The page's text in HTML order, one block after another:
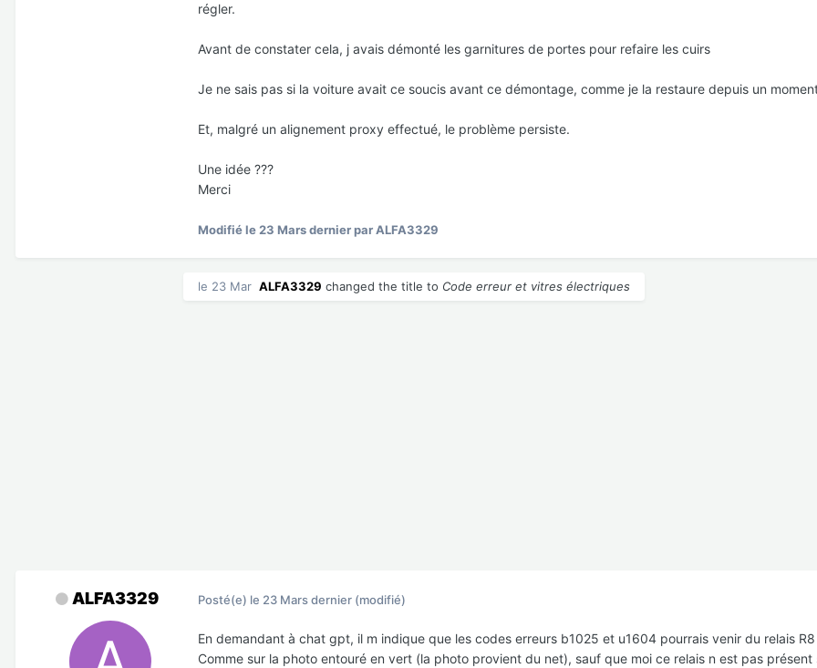
régler.
Avant de constater cela, j avais démonté les garnitures de portes pour refaire les cuirs
Je ne sais pas si la voiture avait ce soucis avant ce démontage, comme je la restaure depuis un
Et, malgré un alignement proxy effectué, le problème persiste.
Une idée ???
Merci
Modifiéle 23 Mars dernierpar ALFA3329
le 23 Mar ALFA3329 changed the title to Code erreur et vitres électriques
ALFA3329 Posté(e) le 23 Mars dernier (modifié)
En demandant à chat gpt, il m indique que les codes erreurs b1025 et u1604 pourrais venir du relais
Comme sur la photo entouré en vert (la photo provient du net), sauf que moi ce relais n est pas